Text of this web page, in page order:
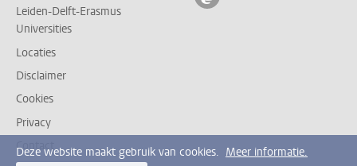
Leiden-Delft-Erasmus
Universities
Locaties
Disclaimer
Cookies
Privacy
Contact
Deze website maakt gebruik van cookies. Meer informatie.